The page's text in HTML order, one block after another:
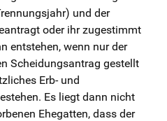
und der
oder ihr zugestimmt
entstehen, wenn nur der
Scheidungsantrag gestellt
Erb- und
Es liegt dann nicht
Ehegatten, dass der